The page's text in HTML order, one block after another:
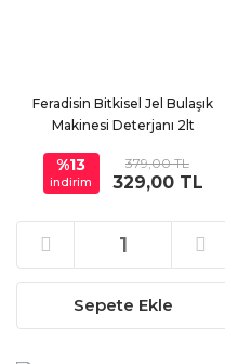
Feradisin Bitkisel Jel Bulaşık
Makinesi Deterjanı 2lt
%13
indirim
379,00 TL
329,00 TL
Sepete Ekle